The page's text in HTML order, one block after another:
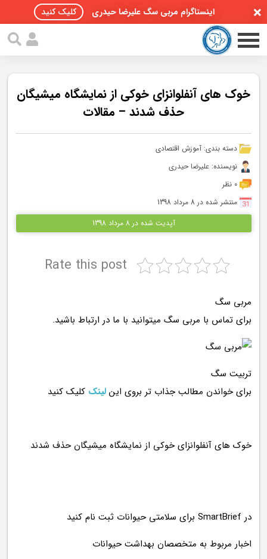
اینستاگرام مربی سگ علیرضا حیدری کلیک کنید
صفحه اصلی
مقالات سگ ها
پادکست سگ ها
سمینار تهران 96
تماس با ما
خوک های آنفلوانزای خوکی از نمایشگاه میشیگان
حذف شدند – مقالات
دسته بندی:آموزش اقتصادی
نویسنده: علیرضا حیدری
0 نظر
منتشر شده در 8 مرداد 1398
آپدیت شده در 8 مرداد 1398
Rate this post
مربی سگ
برای تماس با مربی سگ میتوانید با ما در ارتباط باشید.
تربیت سگ
برای خواندن مطالب جذاب تر بروی اینلینک کلیک کنید
در SmartBrief برای سلامتی حیوانات ثبت نام کنید
اخبار مربوط به متخصصان بهداشت حیوانات